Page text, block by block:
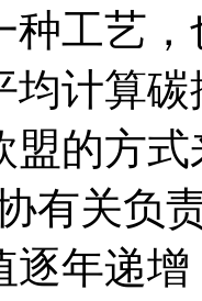
种工艺
均计算
盟的方
有关负
年递增